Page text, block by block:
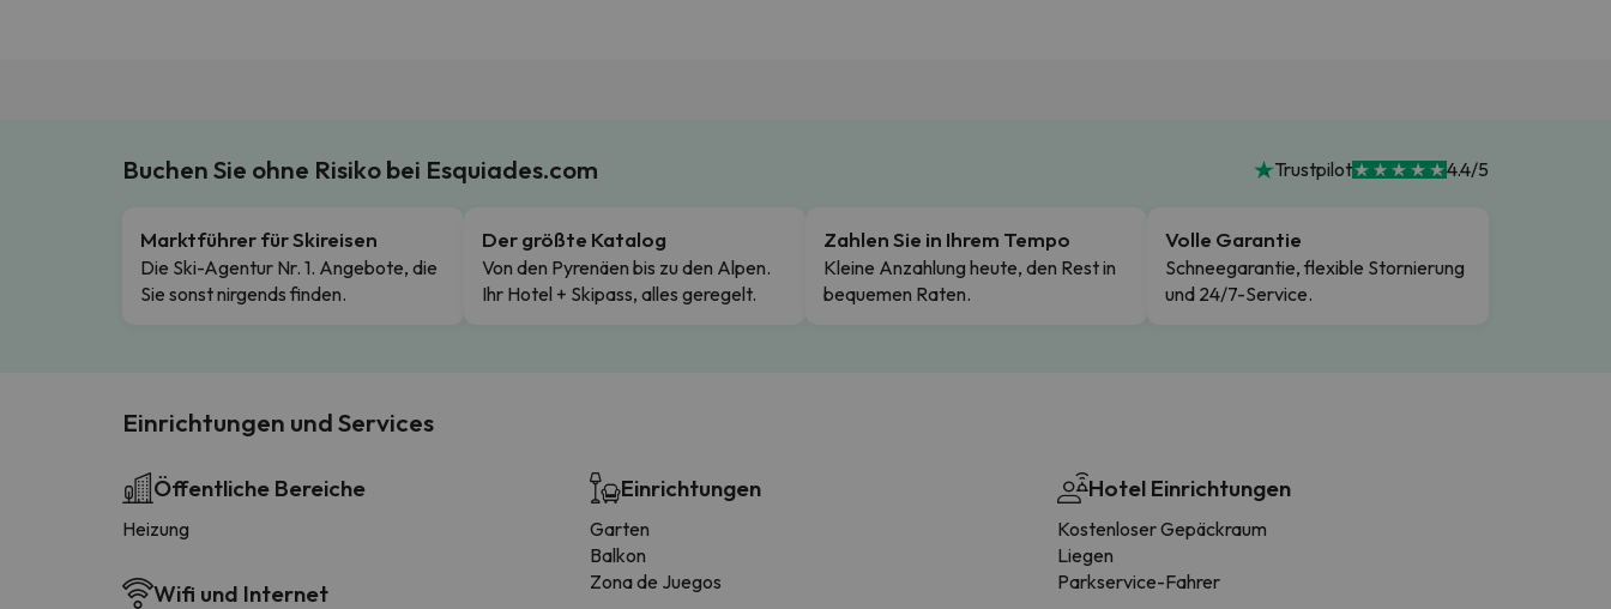
Buchen Sie ohne Risiko bei Esquiades.com Trustpilot 4.4/5
Marktführer für Skireisen
Die Ski-Agentur Nr. 1. Angebote, die
Sie sonst nirgends finden.
Der größte Katalog
Von den Pyrenäen bis zu den Alpen.
Ihr Hotel + Skipass, alles geregelt.
Zahlen Sie in Ihrem Tempo
Kleine Anzahlung heute, den Rest in
bequemen Raten.
Volle Garantie
Schneegarantie, flexible Stornierung
und 24/7-Service.
Einrichtungen und Services
Öffentliche Bereiche
Heizung
Wifi und Internet
Einrichtungen
Garten
Balkon
Zona de Juegos
Hotel Einrichtungen
Kostenloser Gepäckraum
Liegen
Parkservice-Fahrer